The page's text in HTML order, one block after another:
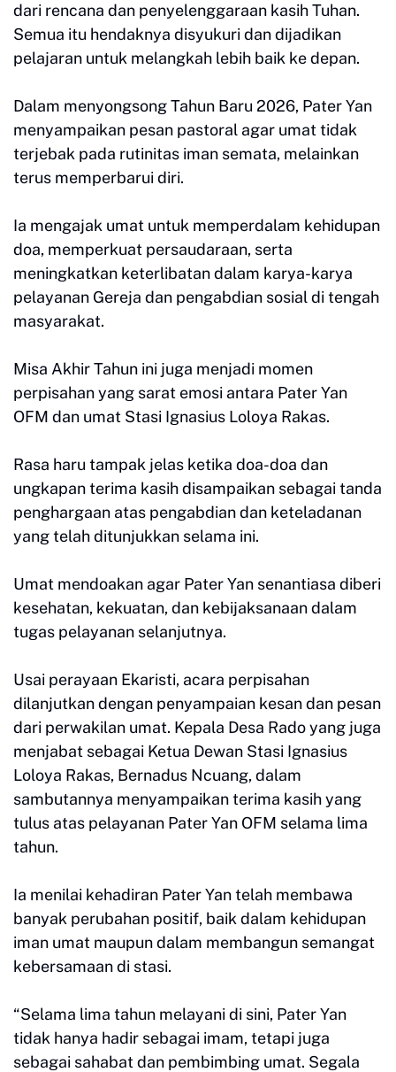
dari rencana dan penyelenggaraan kasih Tuhan.
Semua itu hendaknya disyukuri dan dijadikan
pelajaran untuk melangkah lebih baik ke depan.
Dalam menyongsong Tahun Baru 2026, Pater Yan
menyampaikan pesan pastoral agar umat tidak
terjebak pada rutinitas iman semata, melainkan
terus memperbarui diri.
Ia mengajak umat untuk memperdalam kehidupan
doa, memperkuat persaudaraan, serta
meningkatkan keterlibatan dalam karya-karya
pelayanan Gereja dan pengabdian sosial di tengah
masyarakat.
Misa Akhir Tahun ini juga menjadi momen
perpisahan yang sarat emosi antara Pater Yan
OFM dan umat Stasi Ignasius Loloya Rakas.
Rasa haru tampak jelas ketika doa-doa dan
ungkapan terima kasih disampaikan sebagai tanda
penghargaan atas pengabdian dan keteladanan
yang telah ditunjukkan selama ini.
Umat mendoakan agar Pater Yan senantiasa diberi
kesehatan, kekuatan, dan kebijaksanaan dalam
tugas pelayanan selanjutnya.
Usai perayaan Ekaristi, acara perpisahan
dilanjutkan dengan penyampaian kesan dan pesan
dari perwakilan umat. Kepala Desa Rado yang juga
menjabat sebagai Ketua Dewan Stasi Ignasius
Loloya Rakas, Bernadus Ncuang, dalam
sambutannya menyampaikan terima kasih yang
tulus atas pelayanan Pater Yan OFM selama lima
tahun.
Ia menilai kehadiran Pater Yan telah membawa
banyak perubahan positif, baik dalam kehidupan
iman umat maupun dalam membangun semangat
kebersamaan di stasi.
“Selama lima tahun melayani di sini, Pater Yan
tidak hanya hadir sebagai imam, tetapi juga
sebagai sahabat dan pembimbing umat. Segala